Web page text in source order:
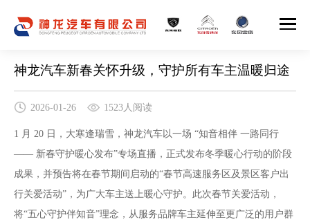
神龙汽车新春关怀升级，守护所有车主温暖归途
2026-01-26 1523人阅读
1 月 20 日，大寒逢瑞雪，神龙汽车以一场 “知音相伴 一路同行
—— 新春守护暖心发布”专场直播，正式发布冬季暖心行动的阶段
成果，并预告将在春节期间启动的“春节高速服务区及景区客户出
行关爱活动”，为广大车主送上暖心守护。此次春节关爱活动，
将“五心守护伴知音”理念，从服务品牌车主延伸至更广泛的用户群